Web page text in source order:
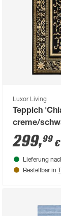
Luxor Living
Teppich
creme/
299,99€
Lieferung
Bestellbar in